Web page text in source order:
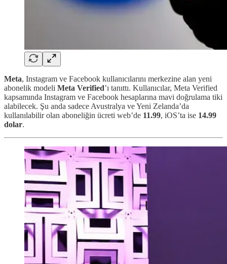
Meta, Instagram ve Facebook kullanıcılarını merkezine alan yeni
abonelik modeli Meta Verified’ı tanıttı. Kullanıcılar, Meta Verified
kapsamında Instagram ve Facebook hesaplarına mavi doğrulama tiki
alabilecek. Şu anda sadece Avustralya ve Yeni Zelanda’da
kullanılabilir olan aboneliğin ücreti web’de 11.99, iOS’ta ise 14.99
dolar.